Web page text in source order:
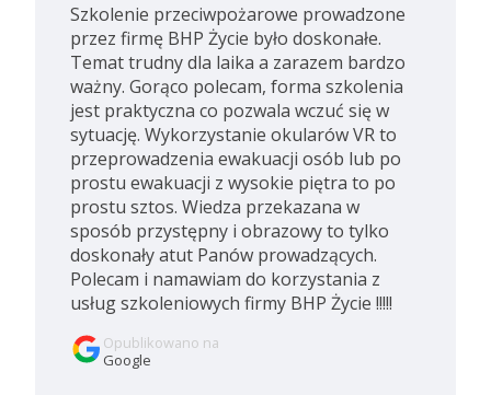
Szkolenie przeciwpożarowe prowadzone
przez firmę BHP Życie było doskonałe.
Temat trudny dla laika a zarazem bardzo
ważny. Gorąco polecam, forma szkolenia
jest praktyczna co pozwala wczuć się w
sytuację. Wykorzystanie okularów VR to
przeprowadzenia ewakuacji osób lub po
prostu ewakuacji z wysokie piętra to po
prostu sztos. Wiedza przekazana w
sposób przystępny i obrazowy to tylko
doskonały atut Panów prowadzących.
Polecam i namawiam do korzystania z
usług szkoleniowych firmy BHP Życie !!!!!
Opublikowano na
Google